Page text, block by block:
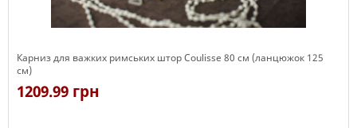
Карниз для важких римських штор Coulisse 80 см (ланцюжок 125
см)
1209.99 грн